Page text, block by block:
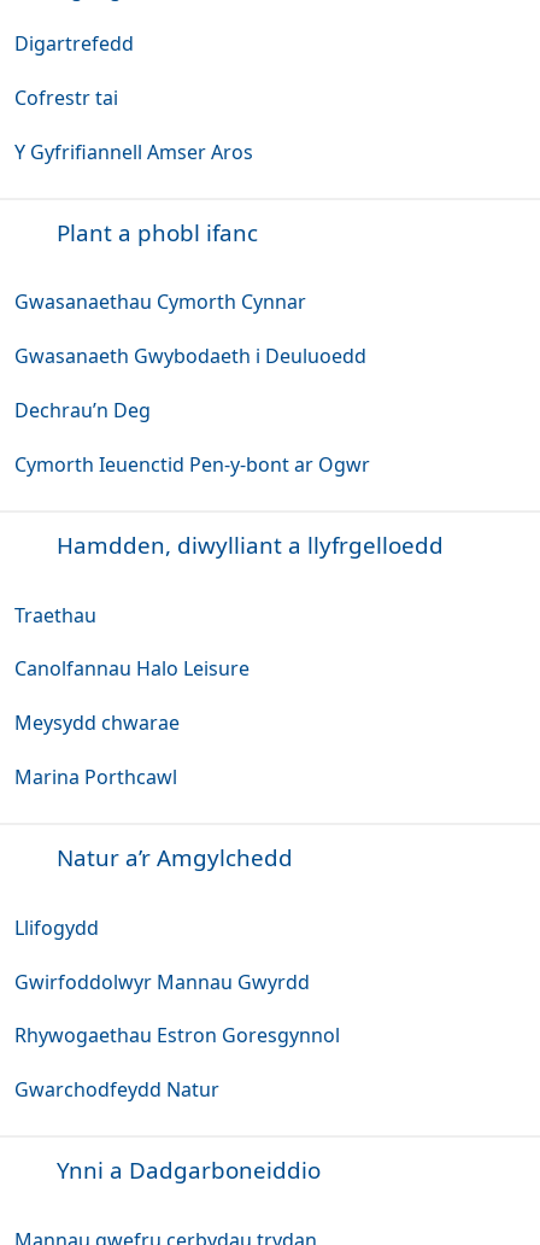
Digartrefedd
Cofrestr tai
Y Gyfrifiannell Amser Aros
Plant a phobl ifanc
Gwasanaethau Cymorth Cynnar
Gwasanaeth Gwybodaeth i Deuluoedd
Dechrau’n Deg
Cymorth Ieuenctid Pen-y-bont ar Ogwr
Hamdden, diwylliant a llyfrgelloedd
Traethau
Canolfannau Halo Leisure
Meysydd chwarae
Marina Porthcawl
Natur a’r Amgylchedd
Llifogydd
Gwirfoddolwyr Mannau Gwyrdd
Rhywogaethau Estron Goresgynnol
Gwarchodfeydd Natur
Ynni a Dadgarboneiddio